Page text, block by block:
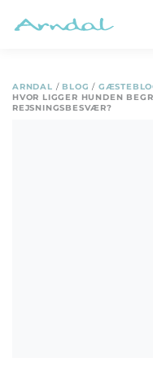
ARNDAL / BLOG /
HVOR LIGGER HUNDEN
REJSNINGSBESVÆR?